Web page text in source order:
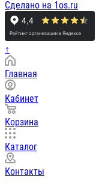
Сделано на 1os.ru
↑
Главная
Кабинет
Корзина
Каталог
Контакты